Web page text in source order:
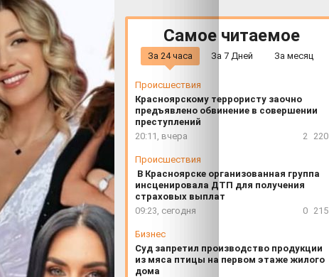
Самое читаемое
За 24 часа За 7 Дней За месяц
Происшествия
Красноярскому террористу заочно
предъявлено обвинение в совершении
преступлений
20:11, вчера
2 220
Происшествия
В Красноярске организованная группа
инсценировала ДТП для получения
страховых выплат
09:23, сегодня
0 215
Бизнес
Суд запретил производство продукции
из мяса птицы на первом этаже жилого
дома